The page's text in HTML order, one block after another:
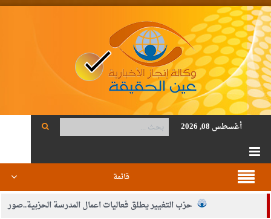
أغسطس 08, 2026
قائمة
حزب التغيير يطلق فعاليات اعمال المدرسة الحزبية..صور